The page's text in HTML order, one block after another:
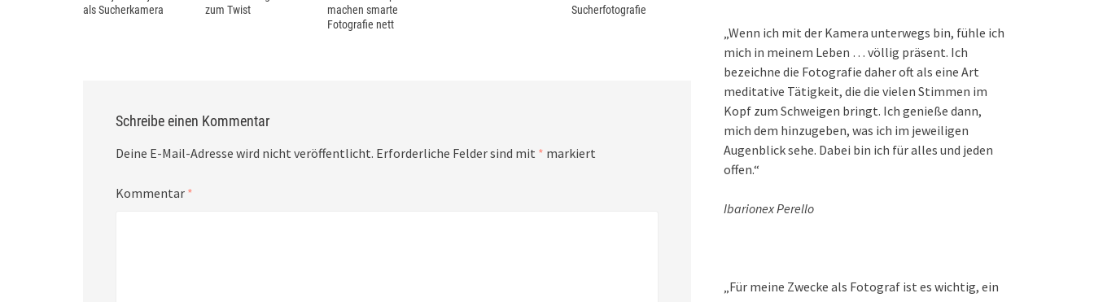
als Sucherkamera
zum Twist
machen smarte
Fotografie nett
Sucherfotografie
Schreibe einen Kommentar
Deine E-Mail-Adresse wird nicht veröffentlicht. Erforderliche Felder sind mit * markiert
Kommentar *
„Wenn ich mit der Kamera unterwegs bin, fühle ich
mich in meinem Leben … völlig präsent. Ich
bezeichne die Fotografie daher oft als eine Art
meditative Tätigkeit, die die vielen Stimmen im
Kopf zum Schweigen bringt. Ich genieße dann,
mich dem hinzugeben, was ich im jeweiligen
Augenblick sehe. Dabei bin ich für alles und jeden
offen.“
Ibarionex Perello
„Für meine Zwecke als Fotograf ist es wichtig, ein